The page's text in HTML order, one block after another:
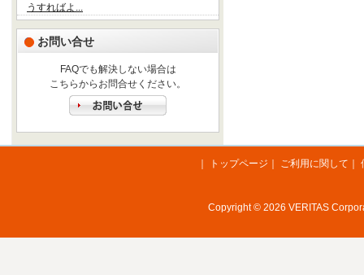
うすればよ...
お問い合せ
FAQでも解決しない場合は
こちらからお問合せください。
トップページ ご利用に関して
Copyright © 2026 VERITAS